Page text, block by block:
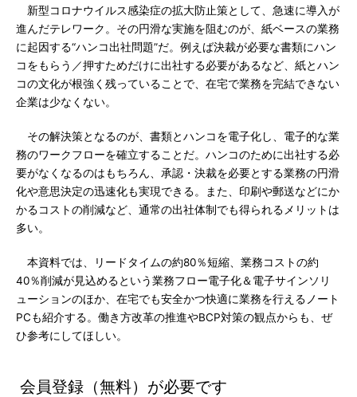
新型コロナウイルス感染症の拡大防止策として、急速に導入が
進んだテレワーク。その円滑な実施を阻むのが、紙ベースの業務
に起因する“ハンコ出社問題”だ。例えば決裁が必要な書類にハン
コをもらう／押すためだけに出社する必要があるなど、紙とハン
コの文化が根強く残っていることで、在宅で業務を完結できない
企業は少なくない。
その解決策となるのが、書類とハンコを電子化し、電子的な業
務のワークフローを確立することだ。ハンコのために出社する必
要がなくなるのはもちろん、承認・決裁を必要とする業務の円滑
化や意思決定の迅速化も実現できる。また、印刷や郵送などにか
かるコストの削減など、通常の出社体制でも得られるメリットは
多い。
本資料では、リードタイムの約80％短縮、業務コストの約
40％削減が見込めるという業務フロー電子化＆電子サインソリ
ューションのほか、在宅でも安全かつ快適に業務を行えるノート
PCも紹介する。働き方改革の推進やBCP対策の観点からも、ぜ
ひ参考にしてほしい。
会員登録（無料）が必要です